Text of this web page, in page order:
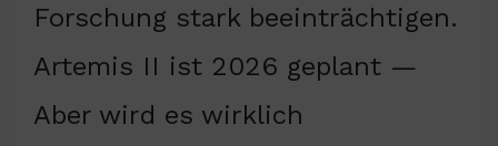
Forschung stark beeinträchtigen.
Artemis II ist 2026 geplant —
Aber wird es wirklich